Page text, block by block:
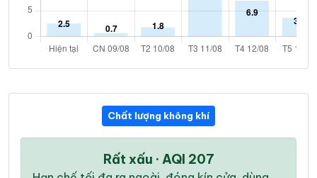
Chất lượng không khí
Rất xấu · AQI 207